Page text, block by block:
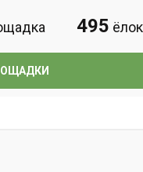
495 ёлок